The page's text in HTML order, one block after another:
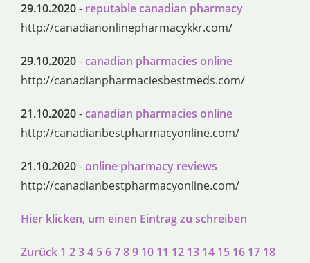
29.10.2020- reputable canadian pharmacy
http://canadianonlinepharmacykkr.com/
29.10.2020-canadian pharmacies online
http://canadianpharmaciesbestmeds.com/
21.10.2020-canadian pharmacies online
http://canadianbestpharmacyonline.com/
21.10.2020-online pharmacy reviews
http://canadianbestpharmacyonline.com/
Hier klicken, um einen Eintrag zu schreiben
Zurück 1 234 56789 10 11 12 13 14 15 16 17 18